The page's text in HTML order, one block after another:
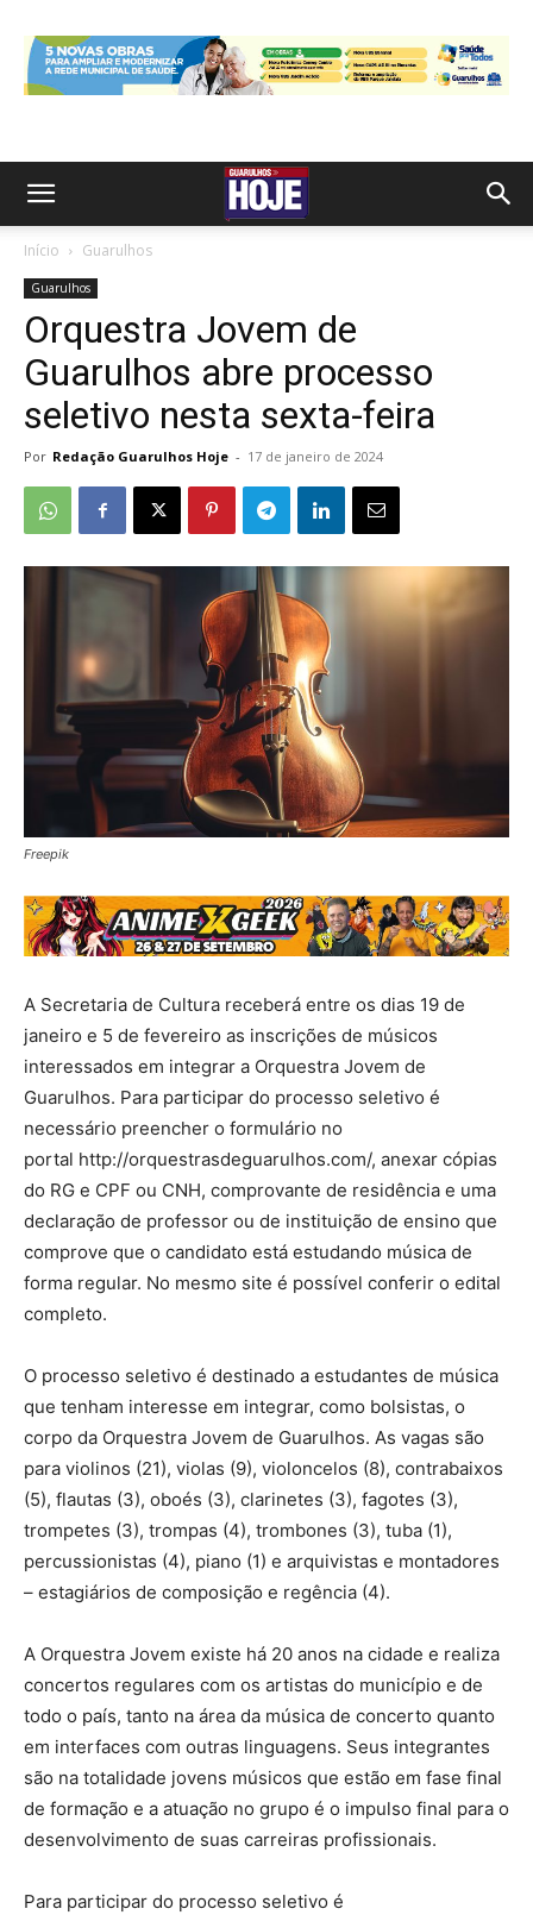
Início Guarulhos
Guarulhos
Orquestra Jovem de
Guarulhos abre processo
seletivo nesta sexta-feira
Por Redação Guarulhos Hoje - 17 de janeiro de 2024
Freepik
A Secretaria de Cultura receberá entre os dias 19 de
janeiro e 5 de fevereiro as inscrições de músicos
interessados em integrar a Orquestra Jovem de
Guarulhos. Para participar do processo seletivo é
necessário preencher o formulário no
portal http://orquestrasdeguarulhos.com/, anexar cópias
do RG e CPF ou CNH, comprovante de residência e uma
declaração de professor ou de instituição de ensino que
comprove que o candidato está estudando música de
forma regular. No mesmo site é possível conferir o edital
completo.
O processo seletivo é destinado a estudantes de música
que tenham interesse em integrar, como bolsistas, o
corpo da Orquestra Jovem de Guarulhos. As vagas são
para violinos (21), violas (9), violoncelos (8), contrabaixos
(5), flautas (3), oboés (3), clarinetes (3), fagotes (3),
trompetes (3), trompas (4), trombones (3), tuba (1),
percussionistas (4), piano (1) e arquivistas e montadores
– estagiários de composição e regência (4).
A Orquestra Jovem existe há 20 anos na cidade e realiza
concertos regulares com os artistas do município e de
todo o país, tanto na área da música de concerto quanto
em interfaces com outras linguagens. Seus integrantes
são na totalidade jovens músicos que estão em fase final
de formação e a atuação no grupo é o impulso final para o
desenvolvimento de suas carreiras profissionais.
Para participar do processo seletivo é